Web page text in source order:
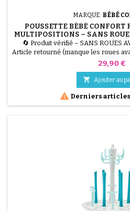
MARQUE: BÉBÉ
POUSSETTE BÉBÉ
MULTIPOSITIONS – SANS
ANS – MINERAL
🔄 Produit vérifié – SANS ROUES
Article retourné (manque les roues
Rainbow, légère, compacte et
réutilisation ou pièces. Coloris
Prix
29,90 €
 Ajouter au
 Derniers articles